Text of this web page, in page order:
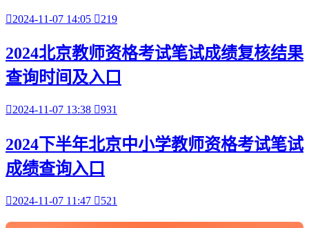
2024-11-07 14:05 219
2024北京教师资格考试笔试成绩复核结果
查询时间及入口
2024-11-07 13:38 931
2024下半年北京中小学教师资格考试笔试
成绩查询入口
2024-11-07 11:47 521